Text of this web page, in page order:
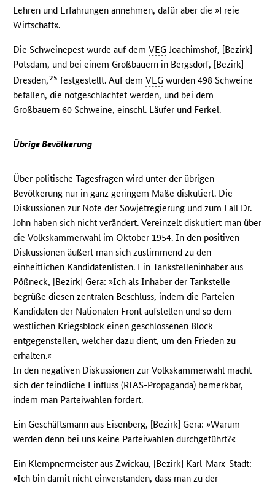
Lehren und Erfahrungen annehmen, dafür aber die »Freie
Wirtschaft«.
Die Schweinepest wurde auf demVEG Joachimshof, [Bezirk]
Potsdam, und bei einem Großbauern in Bergsdorf, [Bezirk]
Dresden,25 festgestellt. Auf demVEG wurden 498 Schweine
befallen, die notgeschlachtet werden, und bei dem
Großbauern 60 Schweine, einschl. Läufer und Ferkel.
Übrige Bevölkerung
Über politische Tagesfragen wird unter der übrigen
Bevölkerung nur in ganz geringem Maße diskutiert. Die
Diskussionen zur Note der Sowjetregierung und zum Fall Dr.
John haben sich nicht verändert. Vereinzelt diskutiert man über
die Volkskammerwahl im Oktober 1954. In den positiven
Diskussionen äußert man sich zustimmend zu den
einheitlichen Kandidatenlisten. Ein Tankstelleninhaber aus
Pößneck, [Bezirk] Gera: »Ich als Inhaber der Tankstelle
begrüße diesen zentralen Beschluss, indem die Parteien
Kandidaten der Nationalen Front aufstellen und so dem
westlichen Kriegsblock einen geschlossenen Block
entgegenstellen, welcher dazu dient, um den Frieden zu
erhalten.«
In den negativen Diskussionen zur Volkskammerwahl macht
sich der feindliche Einfluss (RIAS-Propaganda) bemerkbar,
indem man Parteiwahlen fordert.
Ein Geschäftsmann aus Eisenberg, [Bezirk] Gera: »Warum
werden denn bei uns keine Parteiwahlen durchgeführt?«
Ein Klempnermeister aus Zwickau, [Bezirk] Karl-Marx-Stadt:
»Ich bin damit nicht einverstanden, dass man zu der